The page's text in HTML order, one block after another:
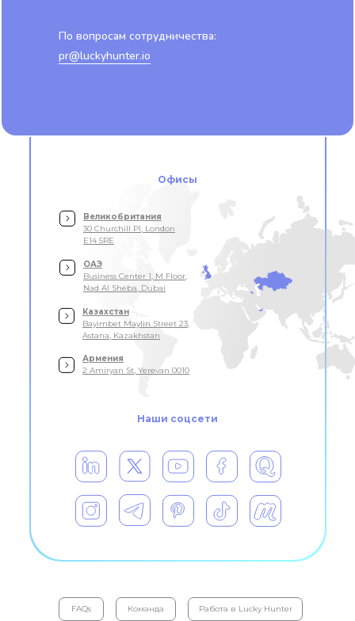
По вопросам сотрудничества:
pr@luckyhunter.io
Наши соцсети
Офисы
Великобритания
30 Churchill Pl, London
E14 5RE
ОАЭ
Business Center 1, M Floor,
Nad Al Sheba, Dubai
Казахстан
Bayimbet Maylin Street 23,
Astana, Kazakhstan
Армения
2 Amiryan St, Yerevan 0010
FAQs Команда Работа в Lucky Hunter